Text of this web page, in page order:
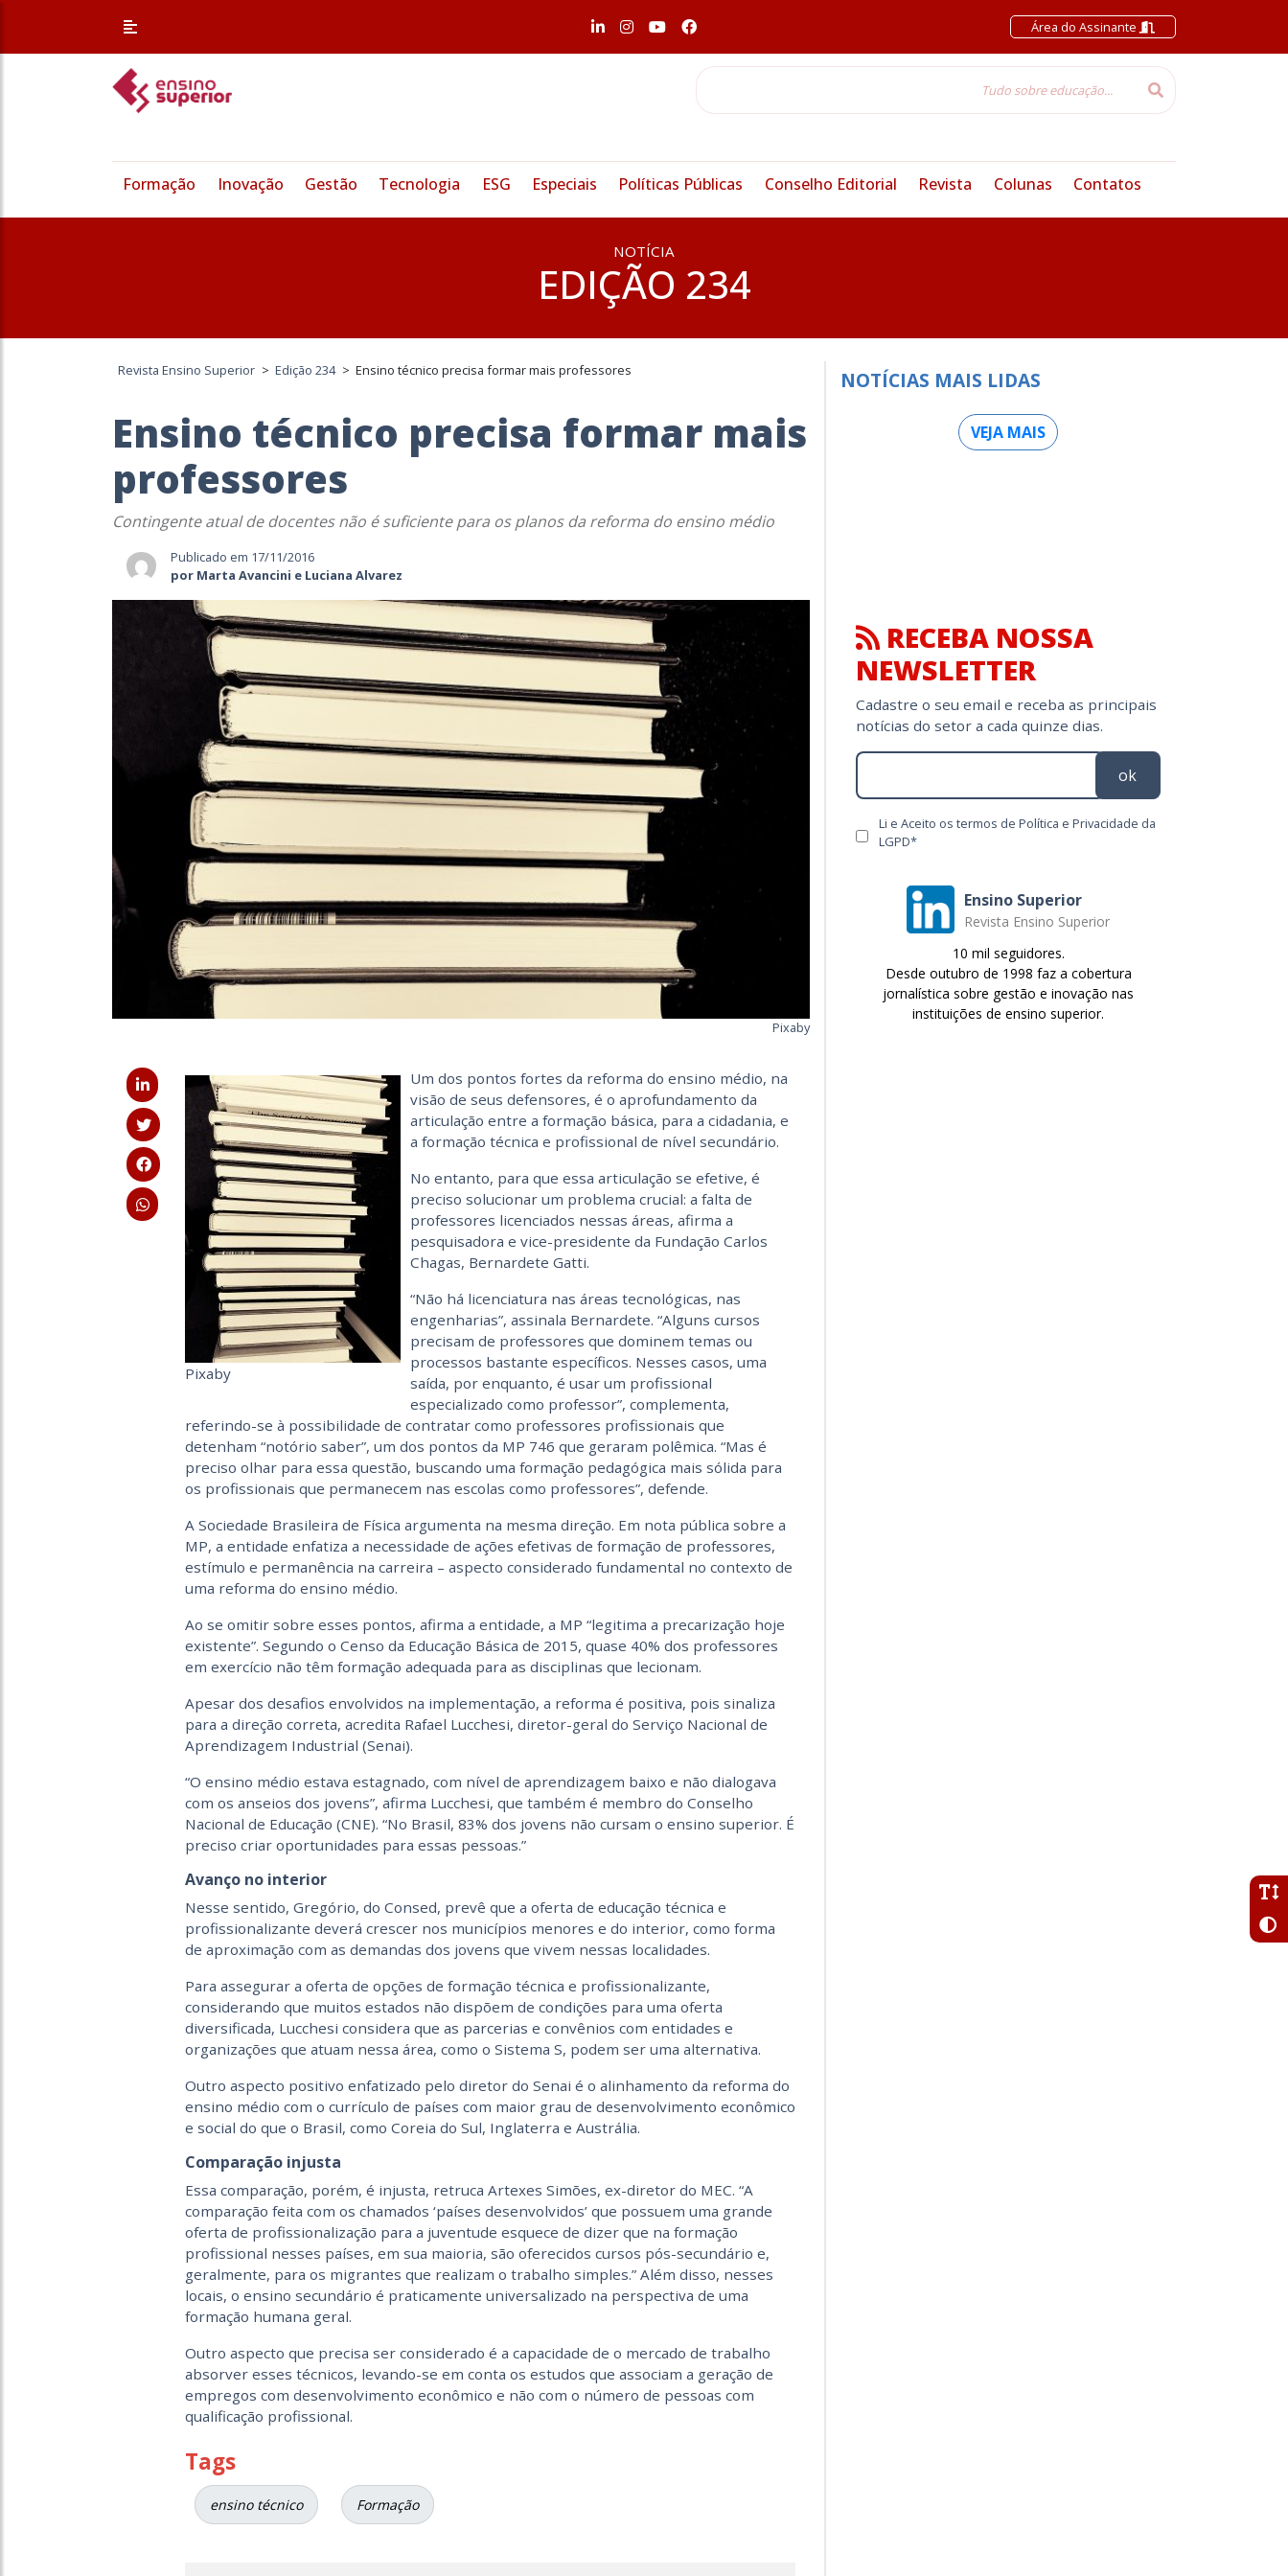
Área do Assinante
Formação Inovação Gestão Tecnologia ESG Especiais Políticas Públicas Conselho Editorial Revista Colunas Contatos
NOTÍCIA
EDIÇÃO 234
Revista Ensino Superior > Edição 234 > Ensino técnico precisa formar mais professores
Ensino técnico precisa formar mais
professores
Contingente atual de docentes não é suficiente para os planos da reforma do ensino médio
Publicado em 17/11/2016
por Marta Avancini e Luciana Alvarez
Pixaby
Pixaby
Um dos pontos fortes da reforma do ensino médio, na
visão de seus defensores, é o aprofundamento da
articulação entre a formação básica, para a cidadania, e
a formação técnica e profissional de nível secundário.
No entanto, para que essa articulação se efetive, é
preciso solucionar um problema crucial: a falta de
professores licenciados nessas áreas, afirma a
pesquisadora e vice-presidente da Fundação Carlos
Chagas, Bernardete Gatti.
“Não há licenciatura nas áreas tecnológicas, nas
engenharias”, assinala Bernardete. “Alguns cursos
precisam de professores que dominem temas ou
processos bastante específicos. Nesses casos, uma
saída, por enquanto, é usar um profissional
especializado como professor”, complementa,
referindo-se à possibilidade de contratar como professores profissionais que
detenham “notório saber”, um dos pontos da MP 746 que geraram polêmica. “Mas é
preciso olhar para essa questão, buscando uma formação pedagógica mais sólida para
os profissionais que permanecem nas escolas como professores”, defende.
A Sociedade Brasileira de Física argumenta na mesma direção. Em nota pública sobre a
MP, a entidade enfatiza a necessidade de ações efetivas de formação de professores,
estímulo e permanência na carreira – aspecto considerado fundamental no contexto de
uma reforma do ensino médio.
Ao se omitir sobre esses pontos, afirma a entidade, a MP “legitima a precarização hoje
existente”. Segundo o Censo da Educação Básica de 2015, quase 40% dos professores
em exercício não têm formação adequada para as disciplinas que lecionam.
Apesar dos desafios envolvidos na implementação, a reforma é positiva, pois sinaliza
para a direção correta, acredita Rafael Lucchesi, diretor-geral do Serviço Nacional de
Aprendizagem Industrial (Senai).
“O ensino médio estava estagnado, com nível de aprendizagem baixo e não dialogava
com os anseios dos jovens”, afirma Lucchesi, que também é membro do Conselho
Nacional de Educação (CNE). “No Brasil, 83% dos jovens não cursam o ensino superior. É
preciso criar oportunidades para essas pessoas.”
Avanço no interior
Nesse sentido, Gregório, do Consed, prevê que a oferta de educação técnica e
profissionalizante deverá crescer nos municípios menores e do interior, como forma
de aproximação com as demandas dos jovens que vivem nessas localidades.
Para assegurar a oferta de opções de formação técnica e profissionalizante,
considerando que muitos estados não dispõem de condições para uma oferta
diversificada, Lucchesi considera que as parcerias e convênios com entidades e
organizações que atuam nessa área, como o Sistema S, podem ser uma alternativa.
Outro aspecto positivo enfatizado pelo diretor do Senai é o alinhamento da reforma do
ensino médio com o currículo de países com maior grau de desenvolvimento econômico
e social do que o Brasil, como Coreia do Sul, Inglaterra e Austrália.
Comparação injusta
Essa comparação, porém, é injusta, retruca Artexes Simões, ex-diretor do MEC. “A
comparação feita com os chamados ‘países desenvolvidos’ que possuem uma grande
oferta de profissionalização para a juventude esquece de dizer que na formação
profissional nesses países, em sua maioria, são oferecidos cursos pós-secundário e,
geralmente, para os migrantes que realizam o trabalho simples.” Além disso, nesses
locais, o ensino secundário é praticamente universalizado na perspectiva de uma
formação humana geral.
Outro aspecto que precisa ser considerado é a capacidade de o mercado de trabalho
absorver esses técnicos, levando-se em conta os estudos que associam a geração de
empregos com desenvolvimento econômico e não com o número de pessoas com
qualificação profissional.
Tags
ensino técnico Formação
NOTÍCIAS MAIS LIDAS
VEJA MAIS
RECEBA NOSSA
NEWSLETTER
Cadastre o seu email e receba as principais
notícias do setor a cada quinze dias.
ok
Li e Aceito os termos de Política e Privacidade da
LGPD*
Ensino Superior
Revista Ensino Superior
10 mil seguidores.
Desde outubro de 1998 faz a cobertura
jornalística sobre gestão e inovação nas
instituições de ensino superior.